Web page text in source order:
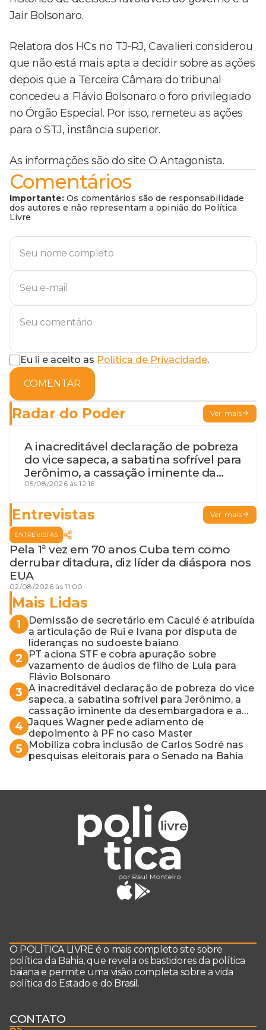
Jair Bolsonaro.
Relatora dos HCs no TJ-RJ, Cavalieri considerou
que não está mais apta a decidir sobre as ações
depois que a Terceira Câmara do tribunal
concedeu a Flávio Bolsonaro o foro privilegiado
no Órgão Especial. Por isso, remeteu as ações
para o STJ, instância superior.
As informações são do site O Antagonista.
Comentários
Importante: Os comentários são de responsabilidade
dos autores e não representam a opinião do Política
Livre
Eu li e aceito as Política de Privacidade.
COMENTAR
Radar do Poder Ver mais
A inacreditável declaração de pobreza
do vice sapeca, a sabatina sofrível para
Jerônimo, a cassação iminente da
desembargadora e a vaga do Quinto
05/08/2026 às 12:16
Entrevistas Ver mais
ENTREVISTAS
Pela 1ª vez em 70 anos Cuba tem como
derrubar ditadura, diz líder da diáspora nos
EUA
02/08/2026 às 11:00
Mais Lidas
1
Demissão de secretário em Caculé é atribuída
a articulação de Rui e Ivana por disputa de
lideranças no sudoeste baiano
2
PT aciona STF e cobra apuração sobre
vazamento de áudios de filho de Lula para
Flávio Bolsonaro
3 A inacreditável declaração de pobreza do vice
sapeca, a sabatina sofrível para Jerônimo, a
cassação iminente da desembargadora e a
vaga do Quinto para o MP baiano
4 Jaques Wagner pede adiamento de
depoimento à PF no caso Master
5
Mobiliza cobra inclusão de Carlos Sodré nas
pesquisas eleitorais para o Senado na Bahia
O POLÍTICA LIVRE é o mais completo site sobre
política da Bahia, que revela os bastidores da política
baiana e permite uma visão completa sobre a vida
política do Estado e do Brasil.
CONTATO